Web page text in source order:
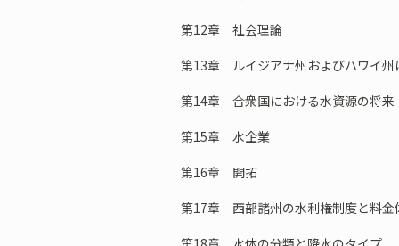
第12章 社会理論
第13章 ルイジアナ州およびハワイ州
第14章 合衆国における水資源の将来
第15章 水企業
第16章 開拓
第17章 西部諸州の水利権制度と料金